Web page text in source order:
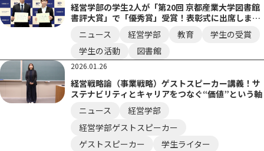
経営学部の学生2人が「第20回 京都産業大学図書館
書評大賞」で「優秀賞」受賞！表彰式に出席しまし
ニュース 経営学部 教育
学生の受賞
学生の活動
図書館
2026.01.26
経営戦略論（事業戦略）ゲストスピーカー講義！サ
ステナビリティとキャリアをつなぐ“価値”という軸
ニュース
経営学部
経営学部ゲストスピーカー
ゲストスピーカー
学生ライター